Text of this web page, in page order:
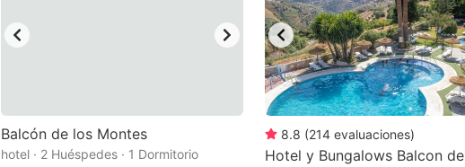
Balcón de los Montes
hotel · 2 Huéspedes · 1 Dormitorio
8.8 (214 evaluaciones)
Hotel y Bungalows Balcon de